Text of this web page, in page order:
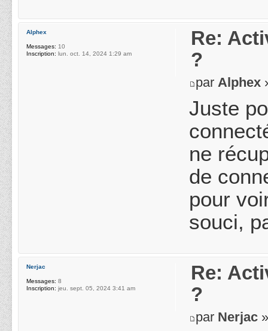
Re:
?
parAlphex
Juste
ne
de
pour
souci,
Alphex
Messages: 10
Inscription: lun. oct. 14, 2024 1:29 am
Re:
?
par Nerjac
Nerjac
Messages: 8
Inscription: jeu. sept. 05, 2024 3:41 am